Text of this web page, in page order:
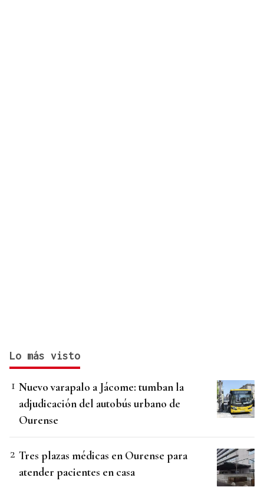
Lo más visto
Nuevo varapalo a Jácome: tumban la
adjudicación del autobús urbano de
Ourense
Tres plazas médicas en Ourense para
atender pacientes en casa